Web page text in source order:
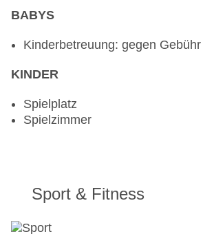
BABYS
Kinderbetreuung: gegen Gebühr
KINDER
Spielplatz
Spielzimmer
Sport & Fitness